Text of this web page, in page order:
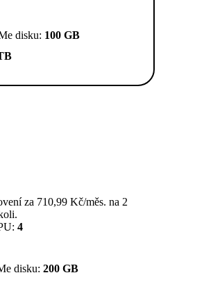
disku: 100 GB
za 710,99 Kč/měs. na 2
4
disku: 200 GB